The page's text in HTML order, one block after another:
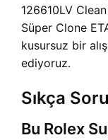
126610LV
Süper Clone
kusursuz bir
ediyoruz.
Sıkça
Bu Rolex